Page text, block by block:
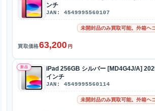
ンチ
JAN: 4549995560107
未開封品のみ買取可能。外箱ヘ
買取価格63,200 円
新品
iPad 256GB シルバー [MD4G4J/A]
インチ
JAN: 4549995560114
未開封品のみ買取可能。外箱ヘ